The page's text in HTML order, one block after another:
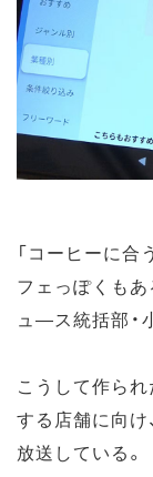
「コーヒーに合
フェっぽくも
ュ―ス統括部・
こうして作ら
する店舗に向け
放送している。